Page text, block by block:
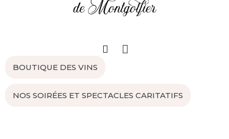
BOUTIQUE DES VINS
NOS SOIRÉES ET SPECTACLES CARITATIFS